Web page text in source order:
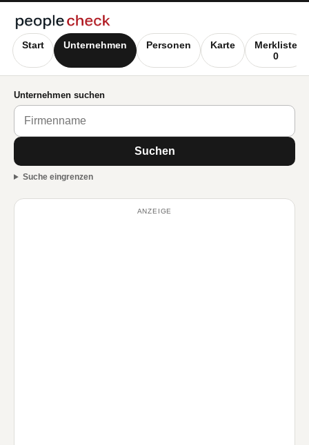
Start Unternehmen Personen Karte
Merkliste
0
Unternehmen suchen
Suchen
Suche eingrenzen
ANZEIGE